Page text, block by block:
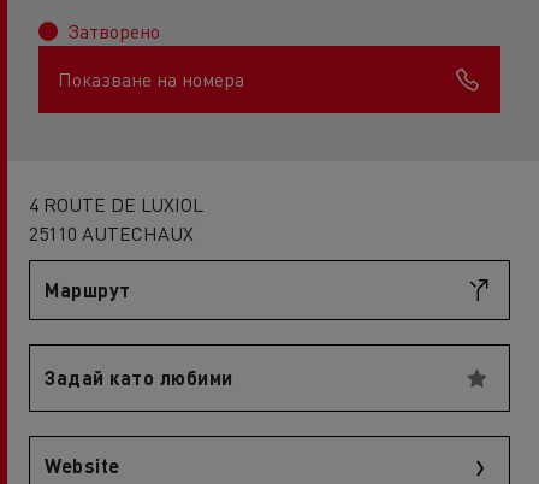
Затворено
Показване на номера
4 ROUTE DE LUXIOL
25110 AUTECHAUX
Маршрут
Задай като любими
Website